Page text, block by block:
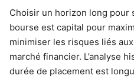
Choisir un horizon long pour
bourse est capital pour
minimiser les risques liés
marché financier. L’analyse
durée de placement est